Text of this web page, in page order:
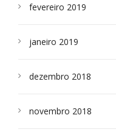
fevereiro 2019
janeiro 2019
dezembro 2018
novembro 2018